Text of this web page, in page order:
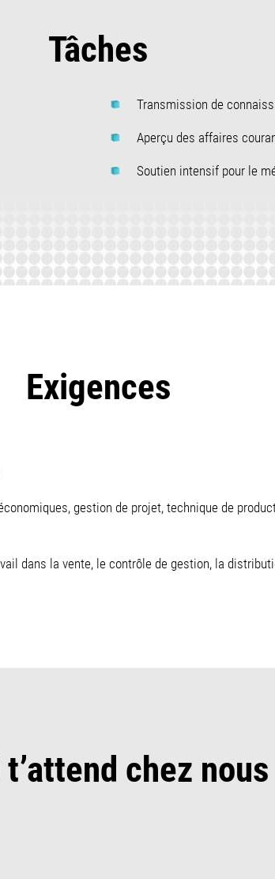
Tâches
Transmission de
Aperçu des affaires
Soutien intensif pour le
Exigences
gestion de projet, technique de
dans la vente, le contrôle de gestion, la
chez